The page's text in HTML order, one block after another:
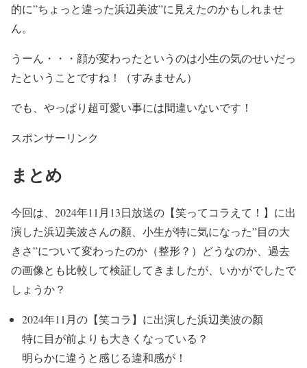
的に”ちょっと違った浜辺美波”に 見えたのかもしれませ
ん。
うーん・・・顔が変わったというのは小生の気のせいだっ
たということですね！（すみません）
でも、 やっぱり超可愛い事には間違いないです！
スポンサーリンク
まとめ
今回は、2024年11月13日放送の【笑ってコラえて！】に出
演した浜辺美波さんの顏、小生が特に気になった”目の大
きさ”について変わったのか（整形？）どうなのか、過去
の画像とも比較して検証してきましたが、いかがでしたで
しょうか？
2024年11月の【笑コラ】に出演した浜辺美波の顏
特に目が前よりも大きくなっている？
明らかに違うと感じる違和感が！